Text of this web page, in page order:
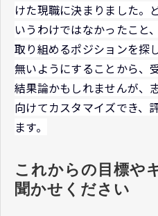
けた現職に決まりました。
いうわけではなかったこと
取り組めるポジションを探
無いようにすることから、
結果論かもしれませんが、
向けてカスタマイズでき、
ます。
これからの目標や
聞かせください